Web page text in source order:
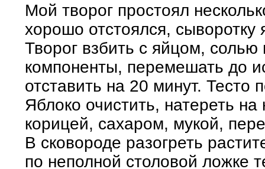
Мой творог простоял
хорошо отстоялся, сыворотку
Творог взбить с яйцом,
компоненты, перемешать до
отставить на 20 минут. Тесто
Яблоко очистить, натереть
корицей, сахаром, мукой,
В сковороде разогреть
по неполной столовой ложке